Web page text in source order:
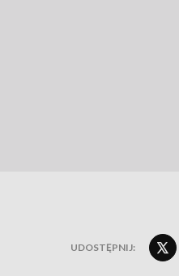
UDOSTĘPNIJ: